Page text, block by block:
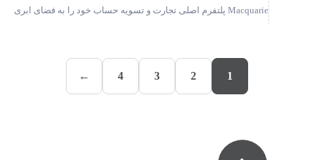
Macquarie پلتفرم اصلی تجارت و تسویه حساب خود را به فضای ابری
1
2
3
4
←